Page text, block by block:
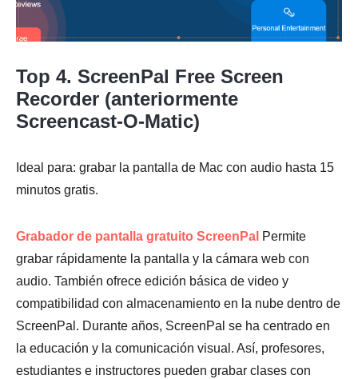
Top 4. ScreenPal Free Screen
Recorder (anteriormente
Screencast-O-Matic)
Ideal para: grabar la pantalla de Mac con audio hasta 15
minutos gratis.
Grabador de pantalla gratuito ScreenPal Permite
grabar rápidamente la pantalla y la cámara web con
audio. También ofrece edición básica de video y
compatibilidad con almacenamiento en la nube dentro de
ScreenPal. Durante años, ScreenPal se ha centrado en
la educación y la comunicación visual. Así, profesores,
estudiantes e instructores pueden grabar clases con